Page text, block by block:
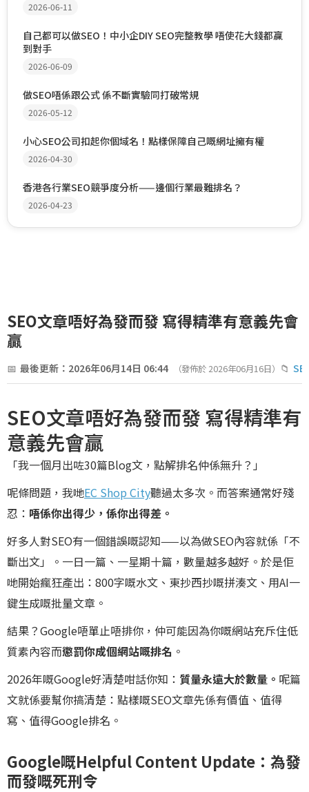
SEO文章唔好為發而發 寫得精準有意義先會
贏
最後更新：2026年06月14日 06:44 （發佈於 2026年06月16日）
SEO文章唔好為發而發 寫得精準有
意義先會贏
「我一個月出咗30篇Blog文，點解排名仲係無升？」
呢條問題，我哋EC Shop City聽過太多次。而答案通常好殘
忍： 唔係你出得少，係你出得差。
好多人對SEO有一個錯誤嘅認知——以為做SEO內容就係「不
斷出文」。一日一篇、一星期十篇，數量越多越好。於是佢
哋開始瘋狂產出：800字嘅水文、東抄西抄嘅拼湊文、用AI一
鍵生成嘅批量文章。
結果？Google唔單止唔排你，仲可能因為你嘅網站充斥住低
質素內容而懲罰你成個網站嘅排名 。
2026年嘅Google好清楚咁話你知： 質量永遠大於數量。 呢篇
文就係要幫你搞清楚：點樣嘅SEO文章先係有價值、值得
寫、值得Google排名。
Google嘅Helpful Content Update：為發
而發嘅死刑令
2026-06-11
自己都可以做SEO！中小企DIY SEO完整教學 唔使花大錢都贏
到對手
2026-06-09
做SEO唔係跟公式 係不斷實驗同打破常規
2026-05-12
小心SEO公司扣起你個域名！點樣保障自己嘅網址擁有權
2026-04-30
香港各行業SEO競爭度分析——邊個行業最難排名？
2026-04-23